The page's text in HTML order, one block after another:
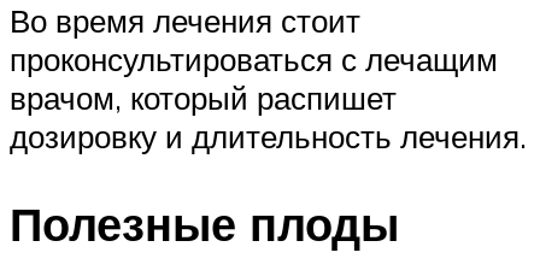
Во время лечения стоит
проконсультироваться с лечащим
врачом, который распишет
дозировку и длительность лечения.
Полезные плоды